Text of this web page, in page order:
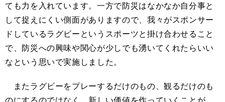
ても力を入れています。一方で防災はなかなか自分事と
して捉えにくい側面がありますので、我々がスポンサー
ドしているラグビーというスポーツと掛け合わせること
で、防災への興味や関心が少しでも湧いてくれたらいい
なという思いで実施しました。
またラグビーをプレーするだけのもの、観るだけのも